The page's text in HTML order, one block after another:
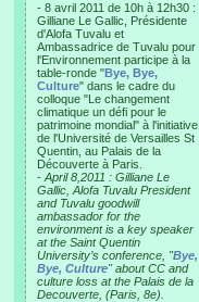
- 8 avril 2011 de 10h à 12h30 :
Gilliane Le Gallic, Présidente
d'Alofa Tuvalu et
Ambassadrice de Tuvalu pour
l'Environnement participe à la
table-ronde "Bye, Bye,
Culture" dans le cadre du
colloque "Le changement
climatique un défi pour le
patrimoine mondial" à l'initiative
de l'Université de Versailles St
Quentin, au Palais de la
Découverte à Paris.
- April 8,2011 : Gilliane Le
Gallic, Alofa Tuvalu President
and Tuvalu goodwill
ambassador for the
environment is a key speaker
at the Saint Quentin
University’s conference, "Bye,
Bye, Culture" about CC and
culture loss at the Palais de la
Decouverte, (Paris, 8e).